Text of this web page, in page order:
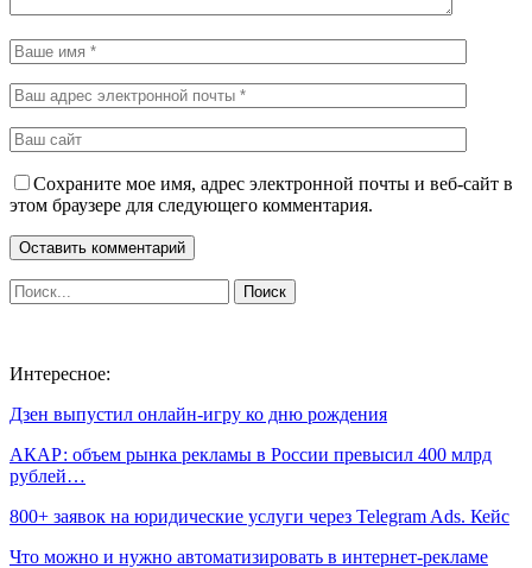
Сохраните мое имя, адрес электронной почты и веб-сайт в
этом браузере для следующего комментария.
Интересное:
Дзен выпустил онлайн-игру ко дню рождения
АКАР: объем рынка рекламы в России превысил 400 млрд
рублей…
800+ заявок на юридические услуги через Telegram Ads. Кейс
Что можно и нужно автоматизировать в интернет-рекламе